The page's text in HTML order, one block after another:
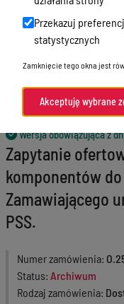
Skargi i wnioski
Zgłaszanie naruszeń
Menu Podmiotowe
Wersja obowiązująca z
Zapytanie
komponentów
Zamawiającego
PSS.
Numer zamówienia
Status Archiwum
Rodzaj zamówienia
Przekazuj
statystycznych
Zamknięcie tego okna jest
Akceptuję wybrane